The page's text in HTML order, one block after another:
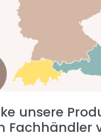
unsere
Fachhändler